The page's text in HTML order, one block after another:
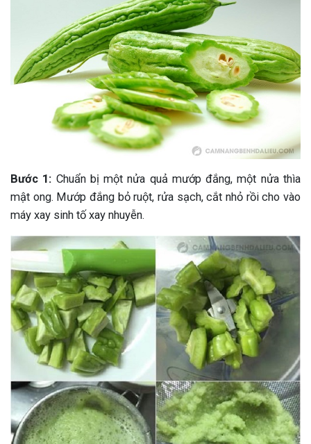
Bước 1: Chuẩn bị một nửa quả mướp đắng, một nửa thìa
mật ong. Mướp đắng bỏ ruột, rửa sạch, cắt nhỏ rồi cho vào
máy xay sinh tố xay nhuyễn.